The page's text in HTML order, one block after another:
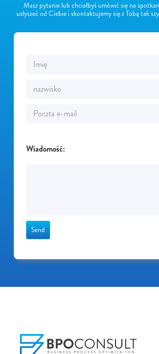
Masz pytanie lub chciałbyś umówić się na
usłyszeć od Ciebie i skontaktujemy się z Tobą tak
Wiadomość: